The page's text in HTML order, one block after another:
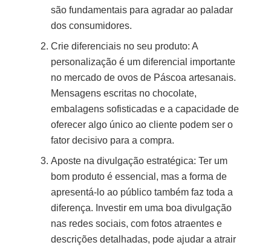
são fundamentais para agradar ao paladar
dos consumidores.
Crie diferenciais no seu produto: A
personalização é um diferencial importante
no mercado de ovos de Páscoa artesanais.
Mensagens escritas no chocolate,
embalagens sofisticadas e a capacidade de
oferecer algo único ao cliente podem ser o
fator decisivo para a compra.
Aposte na divulgação estratégica: Ter um
bom produto é essencial, mas a forma de
apresentá-lo ao público também faz toda a
diferença. Investir em uma boa divulgação
nas redes sociais, com fotos atraentes e
descrições detalhadas, pode ajudar a atrair